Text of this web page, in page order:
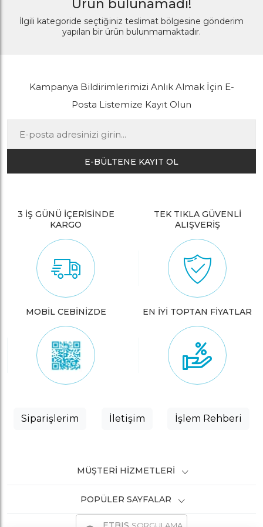
Ürün bulunamadı!
İlgili kategoride seçtiğiniz teslimat bölgesine gönderim
yapılan bir ürün bulunmamaktadır.
Kampanya Bildirimlerimizi Anlık Almak İçin E-
Posta Listemize Kayıt Olun
E-BÜLTENE KAYIT OL
3 İŞ GÜNÜ İÇERİSİNDE
KARGO
TEK TIKLA GÜVENLİ
ALIŞVERİŞ
MOBİL CEBİNİZDE EN İYİ TOPTAN FİYATLAR
Siparişlerim İletişim İşlem Rehberi
MÜŞTERI HIZMETLERI
POPÜLER SAYFALAR